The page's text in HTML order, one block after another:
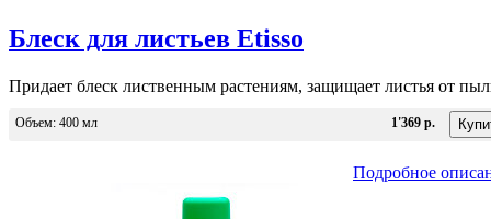
Блеск для листьев Etisso
Придает блеск лиственным растениям, защищает листья от
Объем: 400 мл 1'369 р.
Подробное